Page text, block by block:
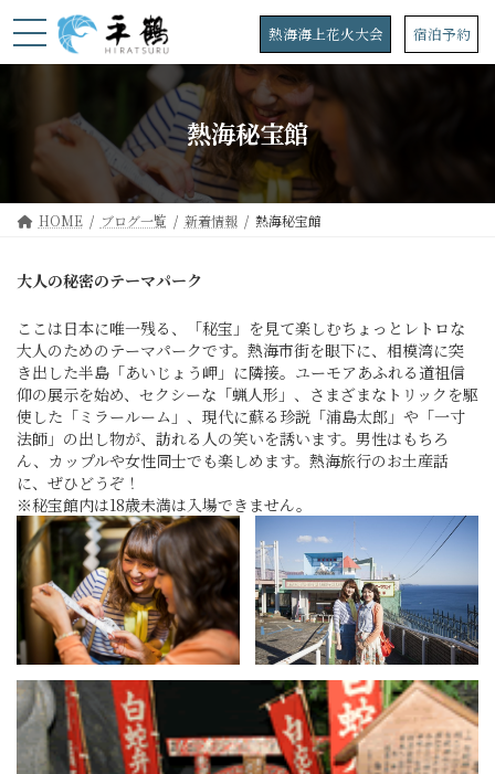
ン
プ
ビ
動
熱海海上花火大会 宿泊予約
熱海秘宝館
HOME ブログ一覧 新着情報 熱海秘宝館
大人の秘密のテーマパーク
ここは日本に唯一残る、「秘宝」を見て楽しむちょっとレトロな
大人のためのテーマパークです。熱海市街を眼下に、相模湾に突
き出した半島「あいじょう岬」に隣接。ユーモアあふれる道祖信
仰の展示を始め、セクシーな「蝋人形」、さまざまなトリックを駆
使した「ミラールーム」、現代に蘇る珍説「浦島太郎」や「一寸
法師」の出し物が、訪れる人の笑いを誘います。男性はもちろ
ん、カップルや女性同士でも楽しめます。熱海旅行のお土産話
に、ぜひどうぞ！
※秘宝館内は18歳未満は入場できません。